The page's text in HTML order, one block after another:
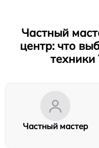
Частный
центр: что
техники
Частный мастер